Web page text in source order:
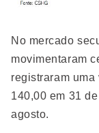
No mercado
movimentaram
registraram
140,00 em 31
agosto.